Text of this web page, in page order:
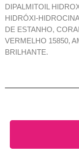
DIPALMITOIL
HIDRÓXI-
DE ESTANHO,
VERMELHO 15850,
BRILHANTE.